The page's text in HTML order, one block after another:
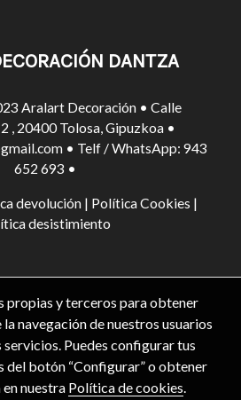
DANTZA
Aralart Decoración • Calle
, 20400 Tolosa, Gipuzkoa •
• Telf / WhatsApp: 943
652 693 •
devolución | Política Cookies |
desistimiento
propias y terceros para obtener
navegación de nuestros usuarios
Puedes configurar tus
del botón “Configurar” o obtener
nuestra Política de cookies.